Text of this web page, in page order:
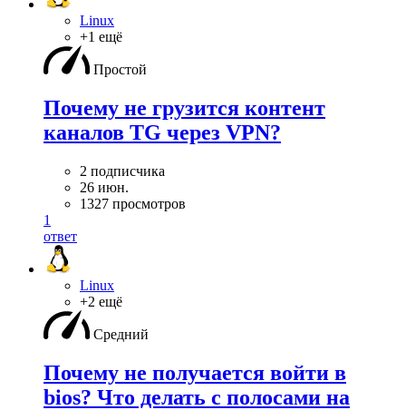
Linux
+1 ещё
Простой
Почему не грузится контент
каналов TG через VPN?
2 подписчика
26 июн.
1327 просмотров
1
ответ
Linux
+2 ещё
Средний
Почему не получается войти в
bios? Что делать с полосами на